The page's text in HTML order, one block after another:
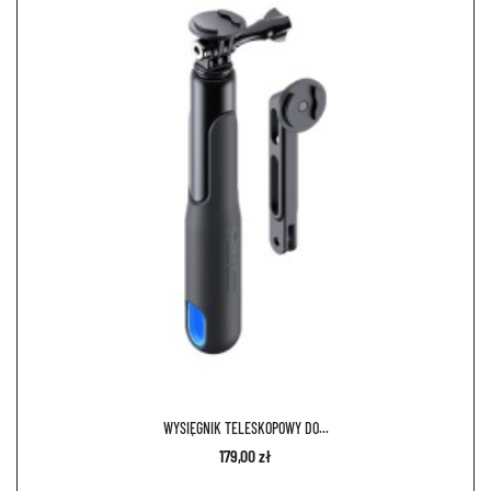
WYSIĘGNIK TELESKOPOWY DO...
179,00 zł